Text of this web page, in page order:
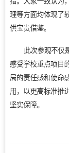
理等方面均体现了
供宝贵借鉴。
此次参观不仅
感受学校重点项目
局的责任感和使命
用，以更高标准推
坚实保障。